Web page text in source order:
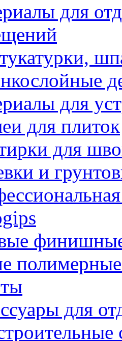
для
для
для плиток
для
и
для